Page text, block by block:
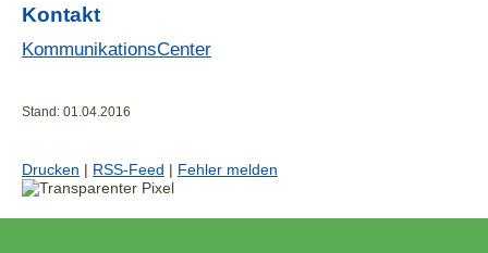
Kontakt
KommunikationsCenter
Stand: 01.04.2016
Drucken | RSS-Feed | Fehler melden